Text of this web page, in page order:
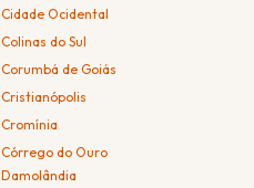
Cidade Ocidental
Colinas do Sul
Corumbá de Goiás
Cristianópolis
Cromínia
Córrego do Ouro
Damolândia